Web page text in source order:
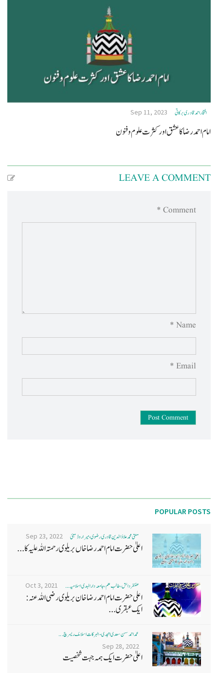
افتخاراحمدقادری برکاتی Sep 11, 2023
امام احمد رضا کا عشق اور کثرت علوم و فنون
LEAVE A COMMENT
Comment *
Name *
Email *
Post Comment
POPULAR POSTS
مفتی محمد علاؤ الدین قادری رضوی ، میرا روڈ ممبئی Sep 23, 2022
اعلیٰ حضرت امام احمد رضا خاں بر یلو ی رحمتہ اللہ علیہ کا...
غضنفر دانش، طالب علم، جامعہ دارالہدی اسلامیہ ... Oct 3, 2021
اعلی حضرت امام احمد رضا خان بریلوی رضی اللہ عنہ:
ایک عبقری...
محمد احمد حسن سعدی امجدی - البرکات اسلامک ریسرچ ...
Sep 28, 2022
اعلیٰ حضرت ایک ہمہ جہت شخصیت